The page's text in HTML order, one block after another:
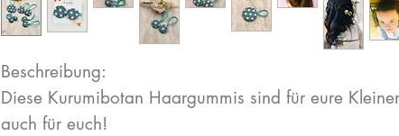
Beschreibung:
Diese Kurumibotan Haargummis sind für eure
auch für euch!